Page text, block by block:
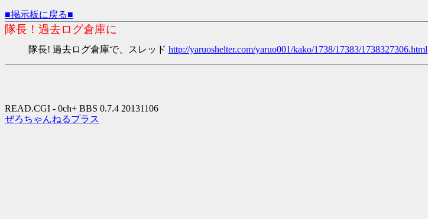
■掲示板に戻る■
隊長！過去ログ倉庫に
隊長! 過去ログ倉庫で、スレッド http://yaruoshelter.com/yaruo001/kako/1738/17383/1738327306.html
READ.CGI - 0ch+ BBS 0.7.4 20131106
ぜろちゃんねるプラス